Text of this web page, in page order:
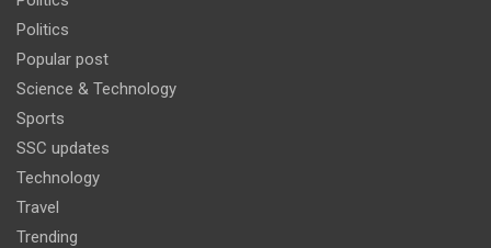
Politics
Popular post
Science & Technology
Sports
SSC updates
Technology
Travel
Trending